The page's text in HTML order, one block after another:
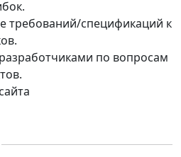
требований/спецификаций к
по вопросам